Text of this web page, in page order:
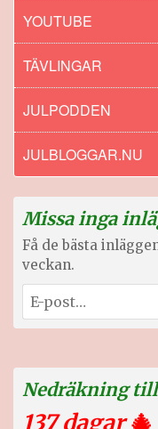
YOUTUBE
TÄVLINGAR
JULPODDEN
JULBLOGGAR.NU
Missa inga
Få de bästa
veckan.
Nedräkning
137 dagar🎄